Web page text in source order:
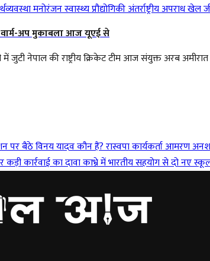
मनोरंजनस्वास्थ्यप्रौद्योगिकीअंतर्राष्ट्रीयअपराधखेल
अप मुकाबला आज यूएई से
में जुटी नेपाल की राष्ट्रीय क्रिकेट टीम आज संयुक्त अरब
पर बैठे विनय यादव कौन हैं?रास्वपा कार्यकर्ता आमरण
कड़ी कार्रवाई का दावाकाभ्रे में भारतीय सहयोग से दो नए